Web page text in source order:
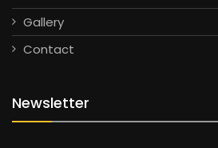
Gallery
Contact
Newsletter